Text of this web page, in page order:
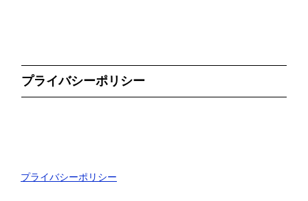
プライバシーポリシー
プライバシーポリシー